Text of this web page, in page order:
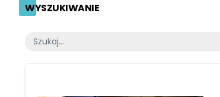
WYSZUKIWANIE